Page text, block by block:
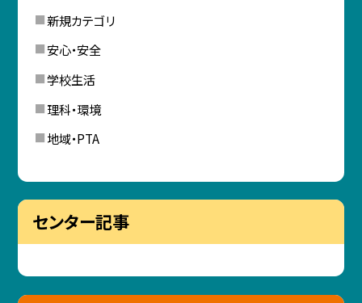
新規カテゴリ
安心・安全
学校生活
理科・環境
地域・PTA
センター記事